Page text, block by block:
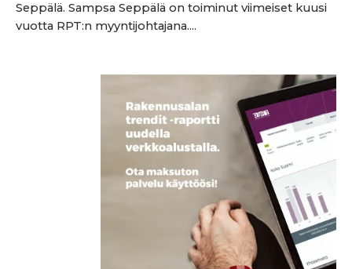
Seppälä. Sampsa Seppälä on toiminut viimeiset kuusi
vuotta RPT:n myyntijohtajana....